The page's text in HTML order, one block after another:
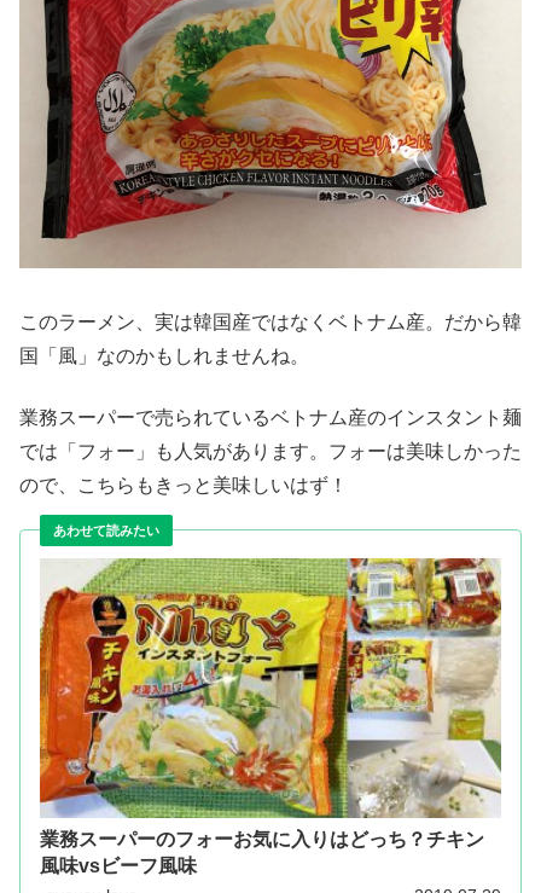
このラーメン、実は韓国産ではなくベトナム産。だから韓
国「風」なのかもしれませんね。
業務スーパーで売られているベトナム産のインスタント麺
では「フォー」も人気があります。フォーは美味しかった
ので、こちらもきっと美味しいはず！
業務スーパーのフォーお気に入りはどっち？チキン
風味vsビーフ風味